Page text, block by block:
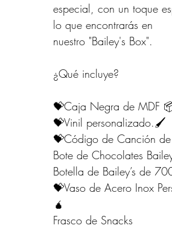
especial, con un toque
lo que encontrarás en
nuestro "Bailey's Box".
¿Qué incluye?
💝Caja Negra de MDF
💝Vinil personalizado.🖌
💝Código de Canción
Bote de Chocolates
Botella de Bailey’s de
💝Vaso de Acero Inox
🧉
Frasco de Snacks